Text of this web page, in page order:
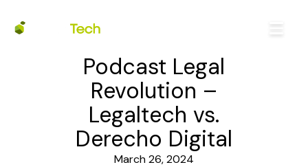
Podcast Legal
Revolution –
Legaltech vs.
Derecho Digital
March 26, 2024